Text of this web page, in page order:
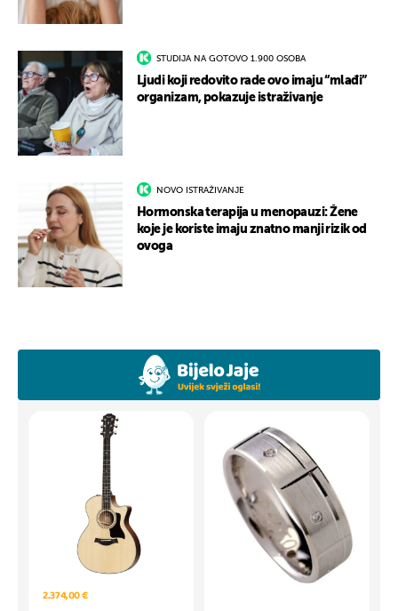
STUDIJA NA GOTOVO 1.900 OSOBA
Ljudi koji redovito rade ovo imaju “mlađi”
organizam, pokazuje istraživanje
NOVO ISTRAŽIVANJE
Hormonska terapija u menopauzi: Žene
koje je koriste imaju znatno manji rizik od
ovoga
2.374,00 €